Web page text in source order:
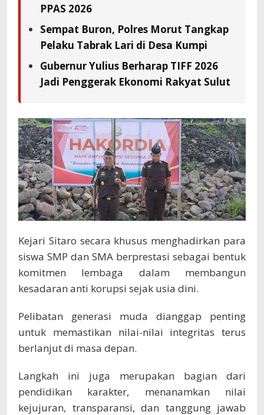
PPAS 2026
Sempat Buron, Polres Morut Tangkap
Pelaku Tabrak Lari di Desa Kumpi
Gubernur Yulius Berharap TIFF 2026
Jadi Penggerak Ekonomi Rakyat Sulut
Kejari Sitaro secara khusus menghadirkan para
siswa SMP dan SMA berprestasi sebagai bentuk
komitmen lembaga dalam membangun
kesadaran anti korupsi sejak usia dini.
Pelibatan generasi muda dianggap penting
untuk memastikan nilai-nilai integritas terus
berlanjut di masa depan.
Langkah ini juga merupakan bagian dari
pendidikan karakter, menanamkan nilai
kejujuran, transparansi, dan tanggung jawab